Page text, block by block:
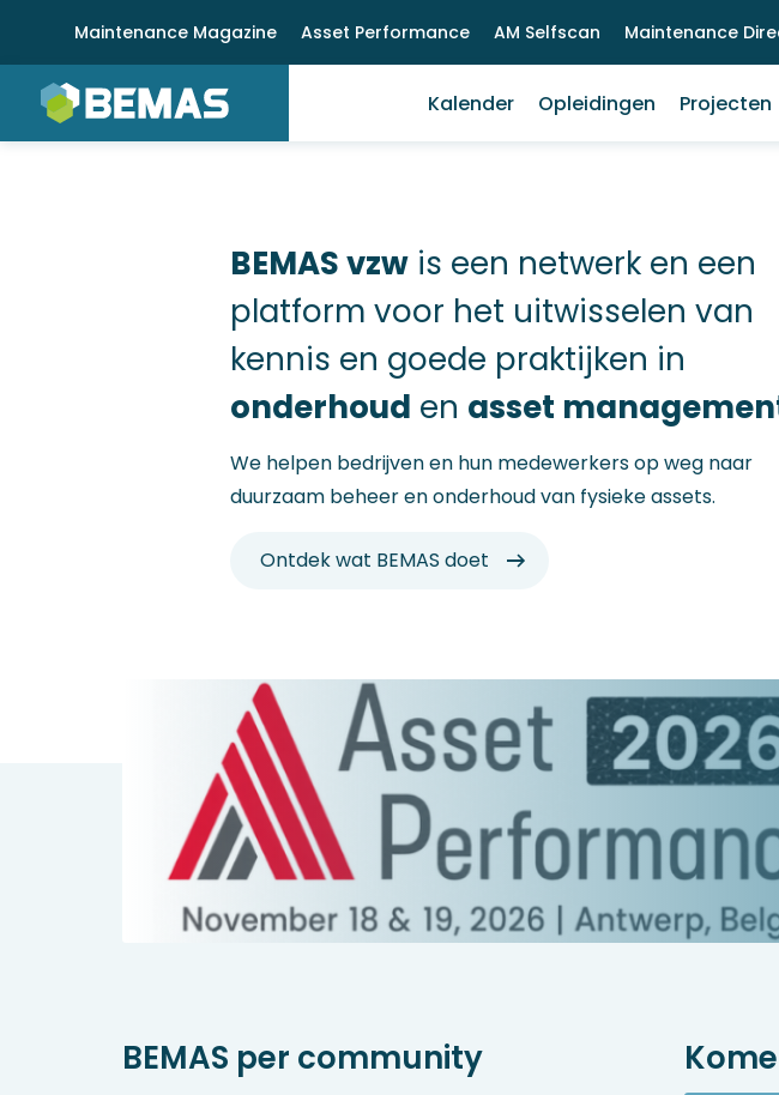
naar
Meta
menu
Maintenance Magazine Asset Performance AM Selfscan Maintenance
Main
Kalender Opleidingen Projecten
BEMAS vzw is een netwerk en een
platform voor het uitwisselen van
kennis en goede praktijken in
onderhoud en asset
We helpen bedrijven en hun medewerkers op weg naar
duurzaam beheer en onderhoud van fysieke assets.
Ontdek wat BEMAS doet
BEMAS per community